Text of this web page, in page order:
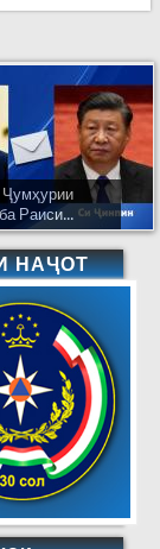
Ҷумҳурии
Раиси...
НАҶОТ